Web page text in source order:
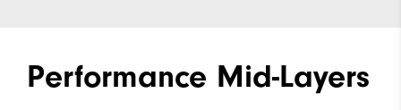
Performance Mid-Layers